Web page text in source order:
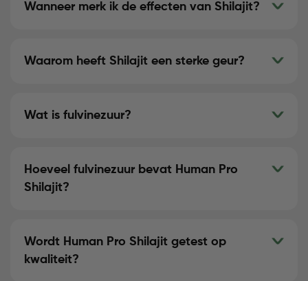
Wanneer merk ik de effecten van Shilajit?
Waarom heeft Shilajit een sterke geur?
Wat is fulvinezuur?
Hoeveel fulvinezuur bevat Human Pro
Shilajit?
Wordt Human Pro Shilajit getest op
kwaliteit?